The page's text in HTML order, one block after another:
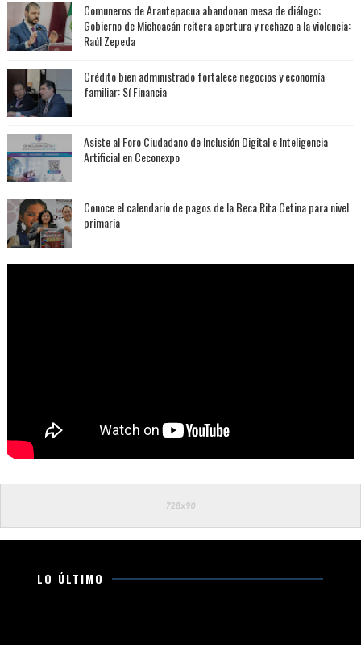
Comuneros de Arantepacua abandonan mesa de diálogo;
Gobierno de Michoacán reitera apertura y rechazo a la violencia:
Raúl Zepeda
Crédito bien administrado fortalece negocios y economía
familiar: Sí Financia
Asiste al Foro Ciudadano de Inclusión Digital e Inteligencia
Artificial en Ceconexpo
Conoce el calendario de pagos de la Beca Rita Cetina para nivel
primaria
LO ÚLTIMO